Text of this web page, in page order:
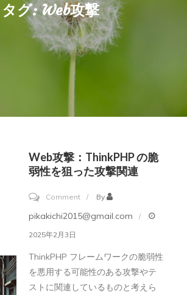
タグ:Web攻撃
Web攻撃：ThinkPHP の脆
弱性を狙った攻撃関連
Commenton
Web
By
pikakichi2015@gmail.com
2025年2月3日
ThinkPHP フレームワークの脆弱性
を悪用する可能性のある攻撃やテ
ストに関連しているものと考えら